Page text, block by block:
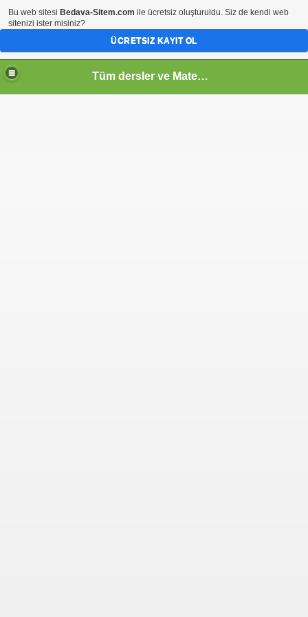
Tüm dersler ve Matematik
Bu web sitesi Bedava-Sitem.com ile ücretsiz oluşturuldu. Siz de kendi web
sitenizi ister misiniz?
ÜCRETSIZ KAYIT OL